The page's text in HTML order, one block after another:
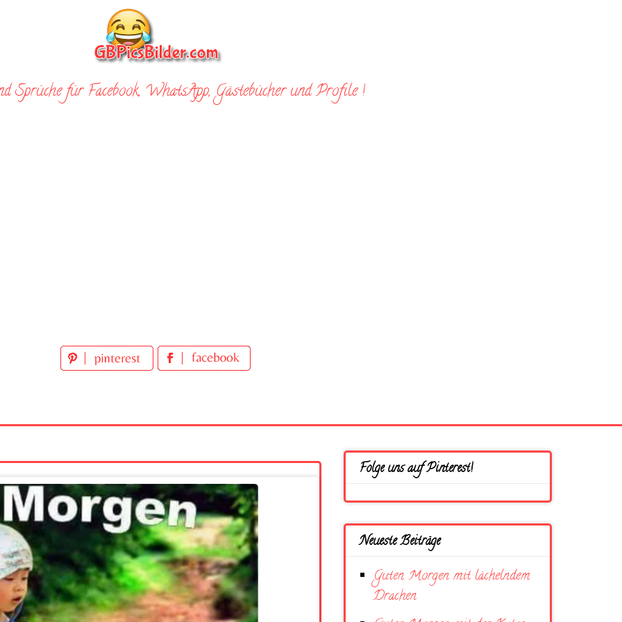
Sprüche für Facebook, WhatsApp, Gästebücher und Profile !
Folge uns auf Pinterest!
Neueste Beiträge
Guten Morgen mit lächelndem
Drachen